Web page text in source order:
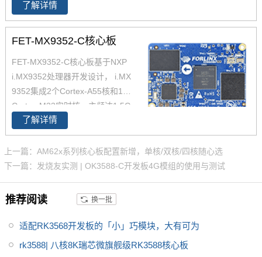
稳定出货
TSN的千兆以太网、USB 2.0CA
N-FD，AM6254核心板兼容AM6
2x全系列处理器，提供单核、双
容，飞凌嵌入式已经适配AM625
4 AM6231 AM6232三款芯片为
您带来灵活的成本组合方案，AM
如人机界面(HMI)、工业计算机、
边缘计算、零售自动化、充电桩
控制单元(TCU)、医疗设备等。
了解详情
FET-MX9352-C核心板
FET-MX9352-C核心板基于NXP
i.MX9352处理器开发设计， i.MX
9352集成2个Cortex-A55核和1个
Cortex-M33实时核，主频达1.5G
Hz， 原生支持8路UART、2路Et
hernet(含1路TSN)、2路USB 2.
0、2路CAN-FD总线等常用接
口。飞凌iMX93x系列在经市场验
了升级，集成NPU 可加速边缘机
器学习应用，i.MX9352核心板体
积小巧，便于嵌入到您的产品
了解详情
上一篇：AM62x系列核心板配置新增，单核/双核/四核随心选
下一篇：发烧友实测 | OK3588-C开发板4G模组的使用与测试
推荐阅读 换一批
适配RK3568开发板的「小」巧模块，大有可为
rk3588| 八核8K瑞芯微旗舰级RK3588核心板